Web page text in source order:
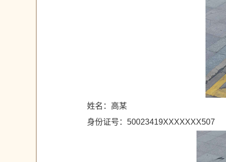
姓名：高某
身份证号：50023419XXXXXXX507